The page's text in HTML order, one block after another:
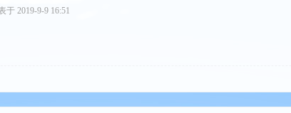
于 2019-9-9 16:51